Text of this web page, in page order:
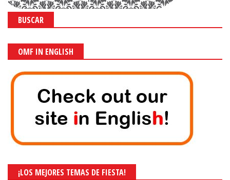
BUSCAR
OMF IN ENGLISH
¡LOS MEJORES TEMAS DE FIESTA!